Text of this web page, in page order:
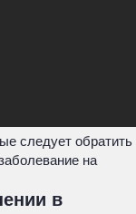
следует обратить
на
в